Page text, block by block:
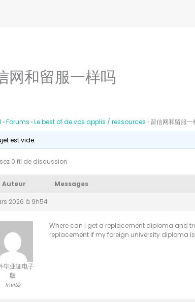
网和留服一样吗
›Forums ›Le best of de vos applis / ressources › 留信网和留服一
est vide.
0 fil de discussion
Auteur Messages
2026 à 9h54
毕业证电子
版
Invité
Where can I get a replacement diploma and
replacement if my foreign university diploma